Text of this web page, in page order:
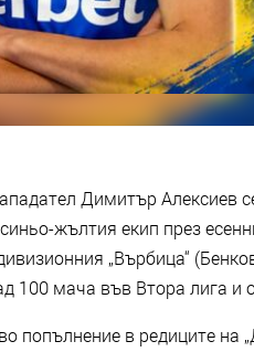
Димитър Алексиев
жълтия екип през
„Върбица“
100 мача във Втора лига и
попълнение в редиците